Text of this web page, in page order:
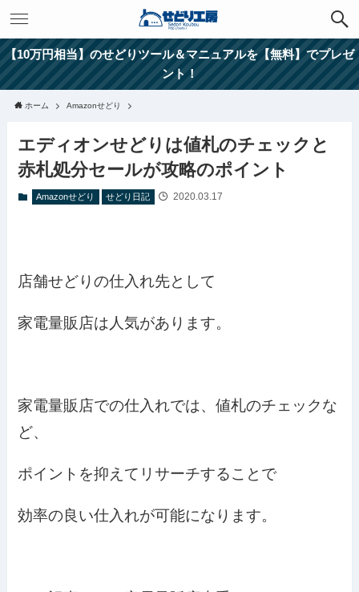
【10万円相当】のせどりツール＆マニュアルを【無料】でプレゼ
ント！
ホーム Amazonせどり
エディオンせどりは値札のチェックと
赤札処分セールが攻略のポイント
Amazonせどり せどり日記 2020.03.17
店舗せどりの仕入れ先として
家電量販店は人気があります。
家電量販店での仕入れでは、値札のチェックな
ど、
ポイントを抑えてリサーチすることで
効率の良い仕入れが可能になります。